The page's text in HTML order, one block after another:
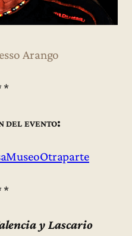
Arango
*
del evento:
*
y Lascario